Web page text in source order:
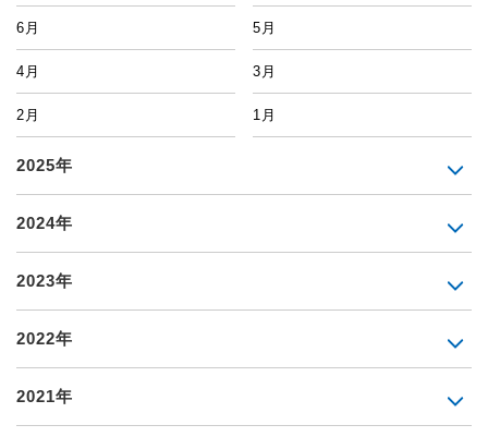
6月 5月
4月 3月
2月 1月
2025年
2024年
2023年
2022年
2021年